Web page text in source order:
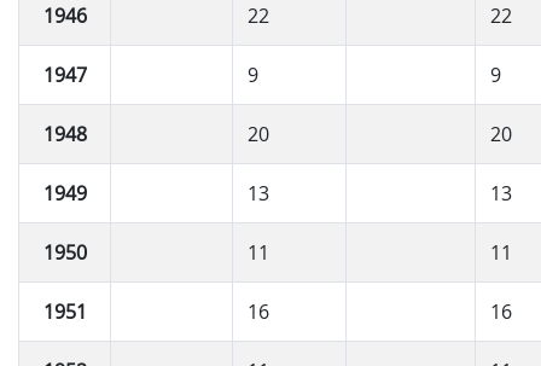
1946 22 22
1947 9 9
1948 20 20
1949 13 13
1950 11 11
1951 16 16